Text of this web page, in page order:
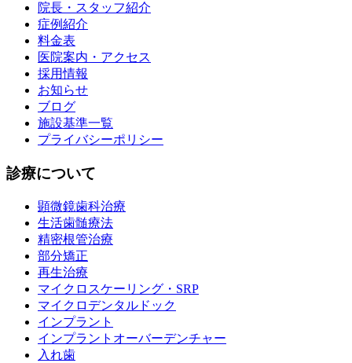
院長・スタッフ紹介
症例紹介
料金表
医院案内・アクセス
採用情報
お知らせ
ブログ
施設基準一覧
プライバシーポリシー
診療について
顕微鏡歯科治療
生活歯髄療法
精密根管治療
部分矯正
再生治療
マイクロスケーリング・SRP
マイクロデンタルドック
インプラント
インプラントオーバーデンチャー
入れ歯